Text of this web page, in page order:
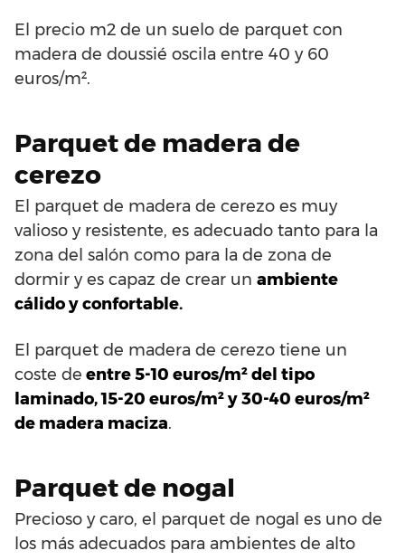
El precio m2 de un suelo de parquet con
madera de doussié oscila entre 40 y 60
euros/m².
Parquet de madera de
cerezo
El parquet de madera de cerezo es muy
valioso y resistente, es adecuado tanto para la
zona del salón como para la de zona de
dormir y es capaz de crear un ambiente
cálido y confortable.
El parquet de madera de cerezo tiene un
coste de entre 5-10 euros/m² del tipo
laminado, 15-20 euros/m² y 30-40 euros/m²
de madera maciza.
Parquet de nogal
Precioso y caro, el parquet de nogal es uno de
los más adecuados para ambientes de alto